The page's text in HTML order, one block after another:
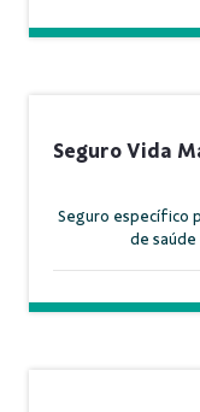
Seguro Vida
Seguro específico
de saúde